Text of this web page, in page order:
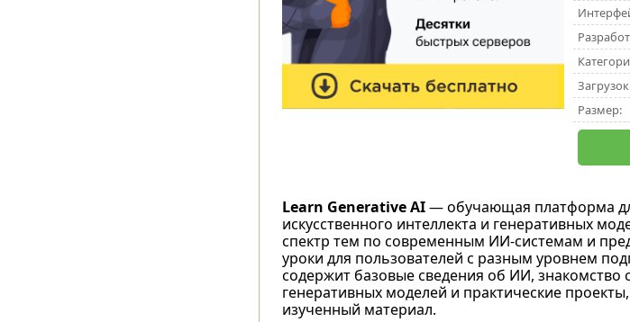
Размер:
Learn Generative AI— обучающая платформа
искусственного интеллекта и генеративных
спектр тем по современным ИИ-системам и
уроки для пользователей с разным уровнем
содержит базовые сведения об ИИ, знакомство
генеративных моделей и практические
изученный материал.